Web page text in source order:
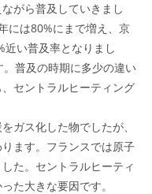
がら普及していきまし
には80%にまで増え、京
い普及率となりまし
普及の時期に多少の違い
セントラルヒーティング
ガス化した物でしたが、
ます。フランスでは原子
た。セントラルヒーティ
た大きな要因です。